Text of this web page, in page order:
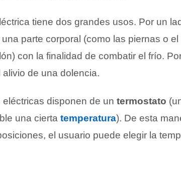
tiene dos grandes usos. Por un
parte corporal (como las piernas o el
con la finalidad de combatir el frío.
de una dolencia.
disponen de un termostato
una cierta temperatura). De esta
el usuario puede elegir la